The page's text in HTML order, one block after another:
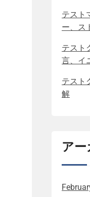
テスト
ー、ス
テスト
言、イ
テスト
解
ア